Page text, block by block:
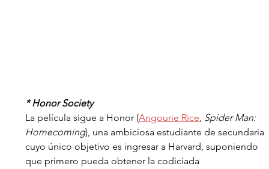
* Honor Society
La película sigue a Honor (Angourie Rice, Spider Man:
Homecoming), una ambiciosa estudiante de secundaria
cuyo único objetivo es ingresar a Harvard, suponiendo
que primero pueda obtener la codiciada